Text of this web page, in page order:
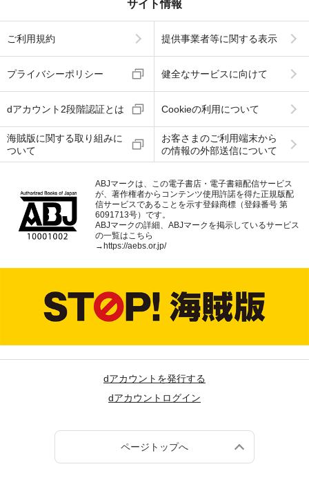
サイト情報
ご利用規約 提供事業者等に関する表示
プライバシーポリシー 健全なサービスに向けて
dアカウント2段階認証とは Cookieの利用について
海賊版に関する取り組みに
ついて
お客さまのご利用端末から
の情報の外部送信について
ABJマークは、この電子書店・電子書籍配信サービス
が、著作権者からコンテンツ使用許諾を得た正規版配
信サービスであることを示す登録商標（登録番号 第
6091713号）です。
ABJマークの詳細、ABJマークを掲示しているサービス
の一覧はこちら
→ https://aebs.or.jp/
dアカウントを発行する
dアカウントログイン
ページトップへ